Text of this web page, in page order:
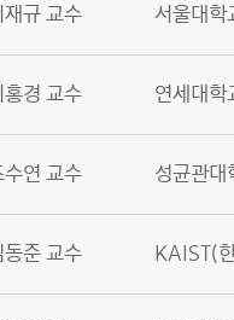
재규 교수
홍경 교수
수연 교수
동준 교수